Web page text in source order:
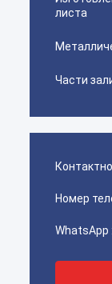
листа
Части
Номер
WhatsApp :